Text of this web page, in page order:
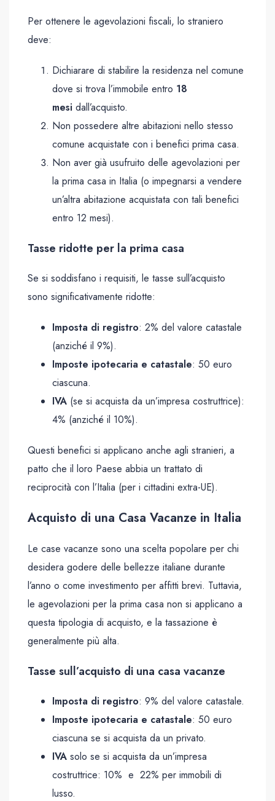
Per ottenere le agevolazioni fiscali, lo straniero
deve:
Dichiarare di stabilire la residenza nel comune
dove si trova l’immobile entro 18
mesi dall’acquisto.
Non possedere altre abitazioni nello stesso
comune acquistate con i benefici prima casa.
Non aver già usufruito delle agevolazioni per
la prima casa in Italia (o impegnarsi a vendere
un’altra abitazione acquistata con tali benefici
entro 12 mesi).
Tasse ridotte per la prima casa
Se si soddisfano i requisiti, le tasse sull’acquisto
sono significativamente ridotte:
Imposta di registro: 2% del valore catastale
(anziché il 9%).
Imposte ipotecaria e catastale: 50 euro
ciascuna.
IVA (se si acquista da un’impresa costruttrice):
4% (anziché il 10%).
Questi benefici si applicano anche agli stranieri, a
patto che il loro Paese abbia un trattato di
reciprocità con l’Italia (per i cittadini extra-UE).
Acquisto di una Casa Vacanze in Italia
Le case vacanze sono una scelta popolare per chi
desidera godere delle bellezze italiane durante
l’anno o come investimento per affitti brevi. Tuttavia,
le agevolazioni per la prima casa non si applicano a
questa tipologia di acquisto, e la tassazione è
generalmente più alta.
Tasse sull’acquisto di una casa vacanze
Imposta di registro: 9% del valore catastale.
Imposte ipotecaria e catastale: 50 euro
ciascuna se si acquista da un privato.
IVA solo se si acquista da un’impresa
costruttrice: 10% e 22% per immobili di
lusso.